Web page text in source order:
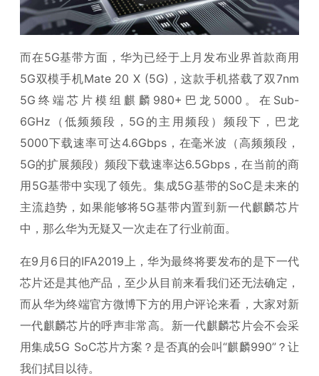
而在5G基带方面，华为已经于上月发布业界首款商用
5G双模手机Mate 20 X (5G)，这款手机搭载了双7nm
5G终端芯片模组麒麟980+巴龙5000。在Sub-
6GHz（低频频段，5G的主用频段）频段下，巴龙
5000下载速率可达4.6Gbps，在毫米波（高频频段，
5G的扩展频段）频段下载速率达6.5Gbps，在当前的商
用5G基带中实现了领先。集成5G基带的SoC是未来的
主流趋势，如果能够将5G基带内置到新一代麒麟芯片
中，那么华为无疑又一次走在了行业前面。
在9月6日的IFA2019上，华为最终将要发布的是下一代
芯片还是其他产品，至少从目前来看我们还无法确定，
而从华为终端官方微博下方的用户评论来看，大家对新
一代麒麟芯片的呼声非常高。新一代麒麟芯片会不会采
用集成5G SoC芯片方案？是否真的会叫“麒麟990”？让
我们拭目以待。